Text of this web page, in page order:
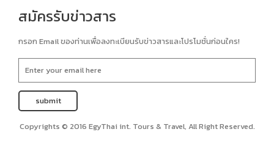
สมัครรับข่าวสาร
กรอก Email ของท่านเพื่อลงทะเบียนรับข่าวสารและโปรโมชั่นก่อนใคร!
Copyrights © 2016 EgyThai int. Tours & Travel, All Right Reserved.